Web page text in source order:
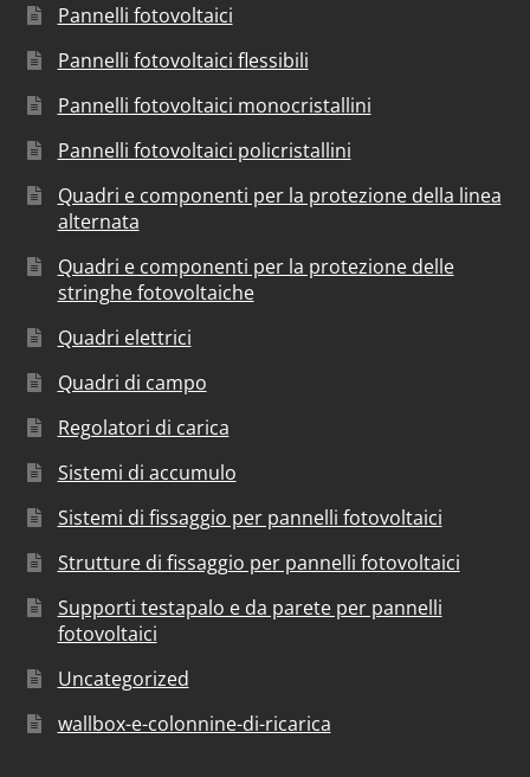
Pannelli fotovoltaici
Pannelli fotovoltaici flessibili
Pannelli fotovoltaici monocristallini
Pannelli fotovoltaici policristallini
Quadri e componenti per la protezione della linea
alternata
Quadri e componenti per la protezione delle
stringhe fotovoltaiche
Quadri elettrici
Quadri di campo
Regolatori di carica
Sistemi di accumulo
Sistemi di fissaggio per pannelli fotovoltaici
Strutture di fissaggio per pannelli fotovoltaici
Supporti testapalo e da parete per pannelli
fotovoltaici
Uncategorized
wallbox-e-colonnine-di-ricarica